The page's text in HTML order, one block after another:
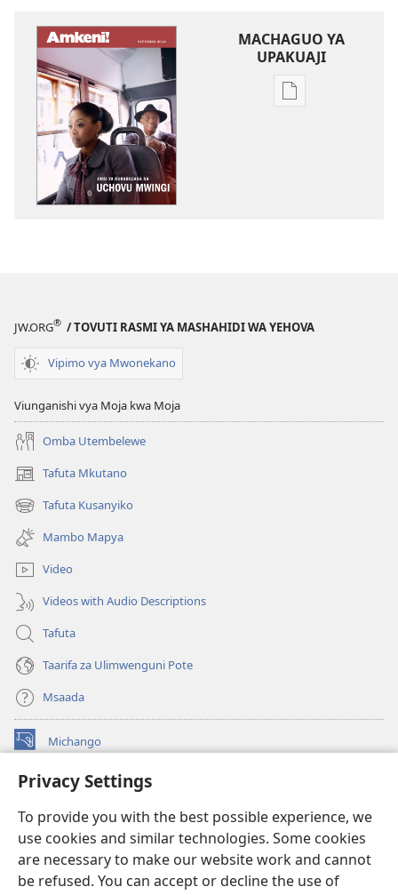
Privacy Settings
To provide you with the best possible experience, we
use cookies and similar technologies. Some cookies
are necessary to make our website work and cannot
be refused. You can accept or decline the use of
MACHAGUO YA
UPAKUAJI
Mbinu
Uchovu
JW.ORG® / TOVUTI RASMI YA MASHAHIDI WA YEHOVA
Vipimo vya Mwonekano
Viunganishi vya Moja kwa Moja
Omba Utembelewe
Tafuta Mkutano
(opens
new
window)
Tafuta Kusanyiko
(opens
new
window)
Mambo Mapya
Video
Videos with Audio Descriptions
Tafuta
Taarifa za Ulimwenguni Pote
Msaada
Michango
(opens
window)Watchtower MAKTABA KWENYE MTANDAO™
new
window)JW Hub ®
(opens
new
window)
®